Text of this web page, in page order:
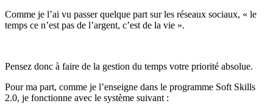
Comme je l’ai vu passer quelque part sur les réseaux sociaux, « le
temps ce n’est pas de l’argent, c’est de la vie ».
Pensez donc à faire de la gestion du temps votre priorité absolue.
Pour ma part, comme je l’enseigne dans le programme Soft Skills
2.0, je fonctionne avec le système suivant :